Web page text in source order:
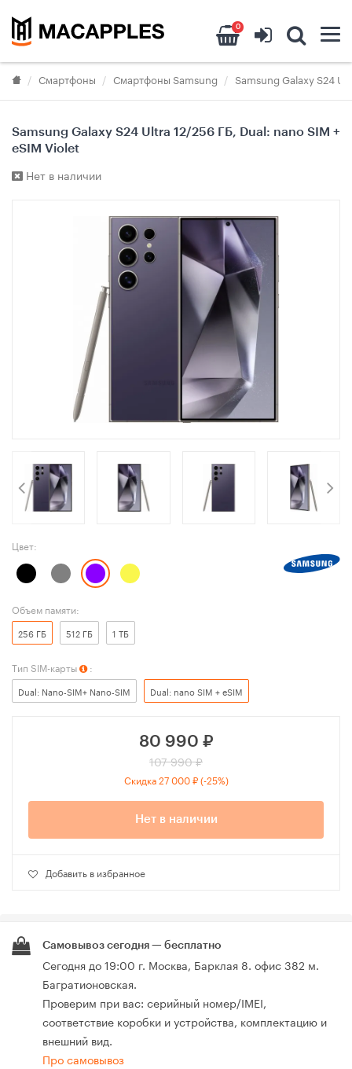
0
Смартфоны Смартфоны Samsung Samsung Galaxy S24
Samsung Galaxy S24 Ultra 12/256 ГБ, Dual: nano SIM +
eSIM Violet
Нет в наличии
Цвет:
Объем памяти:
256 ГБ 512 ГБ 1 ТБ
Тип SIM-карты :
Dual: Nano-SIM+ Nano-SIM Dual: nano SIM + eSIM
80 990 ₽
107 990 ₽
Скидка 27 000 ₽ (-25%)
Нет в наличии
Добавить в избранное
Самовывоз сегодня — бесплатно
Сегодня до 19:00 г. Москва, Барклая 8. офис 382 м.
Багратионовская.
Проверим при вас: серийный номер/IMEI,
соответствие коробки и устройства, комплектацию и
внешний вид.
Про самовывоз